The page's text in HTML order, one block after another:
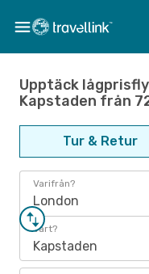
Upptäck
Kapstaden från
Tur & Retur
Varifrån?
London
Vart?
Kapstaden